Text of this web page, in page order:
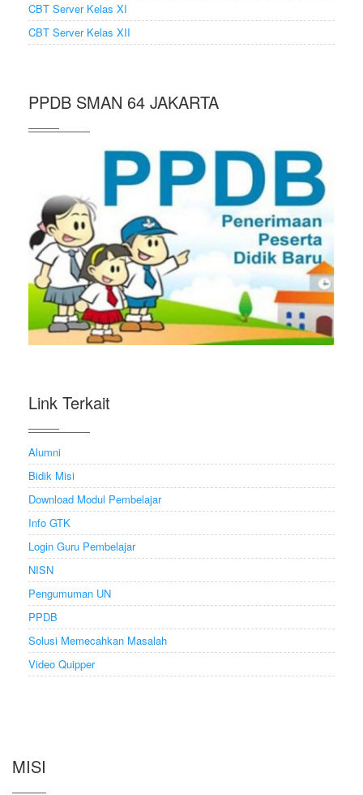
CBT Server Kelas XI
CBT Server Kelas XII
PPDB SMAN 64 JAKARTA
Link Terkait
Alumni
Bidik Misi
Download Modul Pembelajar
Info GTK
Login Guru Pembelajar
NISN
Pengumuman UN
PPDB
Solusi Memecahkan Masalah
Video Quipper
MISI